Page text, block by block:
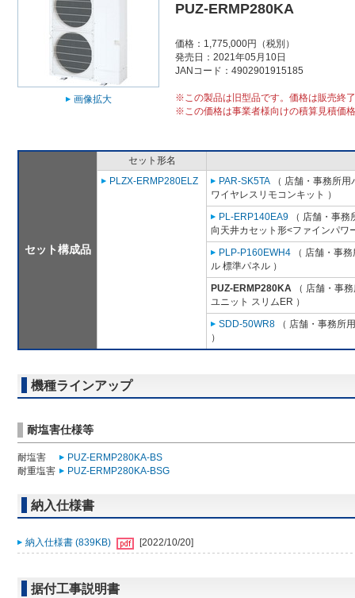
画像拡大
PUZ-ERMP280KA
価格：1,775,000円（税別）
発売日：2021年05月10日
JANコード：4902901915185
※この製品は旧型品です。価格は販売終
※この価格は事業者様向けの積算見積価
セット構成品
セット形名
PLZX-ERMP280ELZ
PAR-SK5TA （ 店舗・事務所
ワイヤレスリモコンキット ）
PL-ERP140EA9 （ 店舗・事
向天井カセット形<ファインパワ
PLP-P160EWH4 （ 店舗・事
ル 標準パネル ）
PUZ-ERMP280KA （ 店舗・事
ユニット スリムER ）
SDD-50WR8 （ 店舗・事務所
）
機種ラインアップ
耐塩害仕様等
耐塩害
PUZ-ERMP280KA-BS
耐重塩害
PUZ-ERMP280KA-BSG
納入仕様書
納入仕様書 (839KB) [2022/10/20]
据付工事説明書